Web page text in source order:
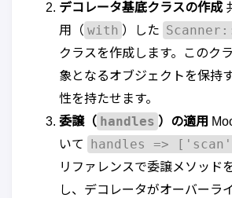
デコレータ基底クラスの作成
用（ with ）した
クラスを作成します。このク
象となるオブジェクトを保持
性を持たせます。
委譲（ handles ）の適用
いて
handles =>
リファレンスで委譲メソッド
し、デコレータがオーバーラ